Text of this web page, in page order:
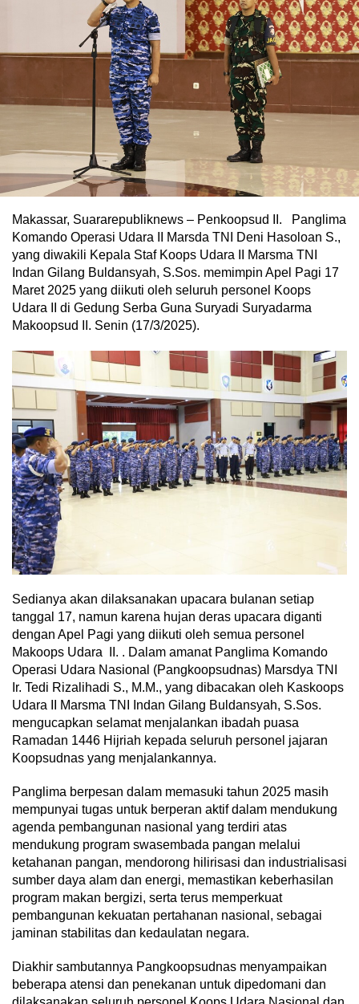
Makassar, Suararepubliknews – Penkoopsud II. Panglima
Komando Operasi Udara II Marsda TNI Deni Hasoloan S.,
yang diwakili Kepala Staf Koops Udara II Marsma TNI
Indan Gilang Buldansyah, S.Sos. memimpin Apel Pagi 17
Maret 2025 yang diikuti oleh seluruh personel Koops
Udara II di Gedung Serba Guna Suryadi Suryadarma
Makoopsud II. Senin (17/3/2025).
Sedianya akan dilaksanakan upacara bulanan setiap
tanggal 17, namun karena hujan deras upacara diganti
dengan Apel Pagi yang diikuti oleh semua personel
Makoops Udara II. . Dalam amanat Panglima Komando
Operasi Udara Nasional (Pangkoopsudnas) Marsdya TNI
Ir. Tedi Rizalihadi S., M.M., yang dibacakan oleh Kaskoops
Udara II Marsma TNI Indan Gilang Buldansyah, S.Sos.
mengucapkan selamat menjalankan ibadah puasa
Ramadan 1446 Hijriah kepada seluruh personel jajaran
Koopsudnas yang menjalankannya.
Panglima berpesan dalam memasuki tahun 2025 masih
mempunyai tugas untuk berperan aktif dalam mendukung
agenda pembangunan nasional yang terdiri atas
mendukung program swasembada pangan melalui
ketahanan pangan, mendorong hilirisasi dan industrialisasi
sumber daya alam dan energi, memastikan keberhasilan
program makan bergizi, serta terus memperkuat
pembangunan kekuatan pertahanan nasional, sebagai
jaminan stabilitas dan kedaulatan negara.
Diakhir sambutannya Pangkoopsudnas menyampaikan
beberapa atensi dan penekanan untuk dipedomani dan